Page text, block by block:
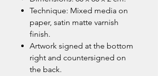
Technique: Mixed media on
paper, satin matte varnish
finish.
Artwork signed at the bottom
right and countersigned on
the back.